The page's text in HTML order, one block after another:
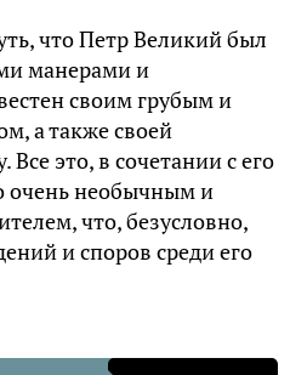
что Петр Великий был
манерами и
своим грубым и
а также своей
это, в сочетании с его
очень необычным и
что, безусловно,
и споров среди его